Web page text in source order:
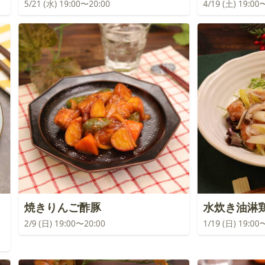
5/21 (水) 19:00〜20:00 4/19 (土) 19:00
焼きりんご酢豚
2/9 (日) 19:00〜20:00
水炊き油淋
1/19 (日) 19:00